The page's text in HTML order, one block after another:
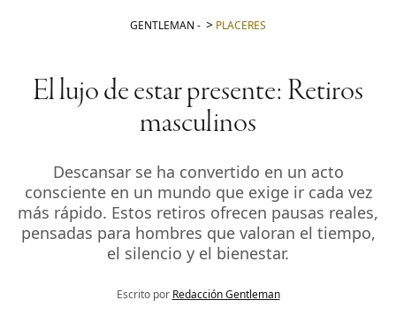
GENTLEMAN - PLACERES
El lujo de estar presente: Retiros
masculinos
Descansar se ha convertido en un acto
consciente en un mundo que exige ir cada vez
más rápido. Estos retiros ofrecen pausas reales,
pensadas para hombres que valoran el tiempo,
el silencio y el bienestar.
Escrito por Redacción Gentleman